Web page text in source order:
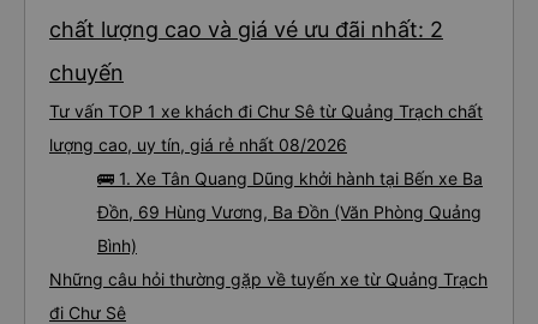
chất lượng cao và giá vé ưu đãi nhất: 2
chuyến
Tư vấn TOP 1 xe khách đi Chư Sê từ Quảng Trạch chất
lượng cao, uy tín, giá rẻ nhất 08/2026
🚌 1. Xe Tân Quang Dũng khởi hành tại Bến xe Ba
Đồn, 69 Hùng Vương, Ba Đồn (Văn Phòng Quảng
Bình)
Những câu hỏi thường gặp về tuyến xe từ Quảng Trạch
đi Chư Sê